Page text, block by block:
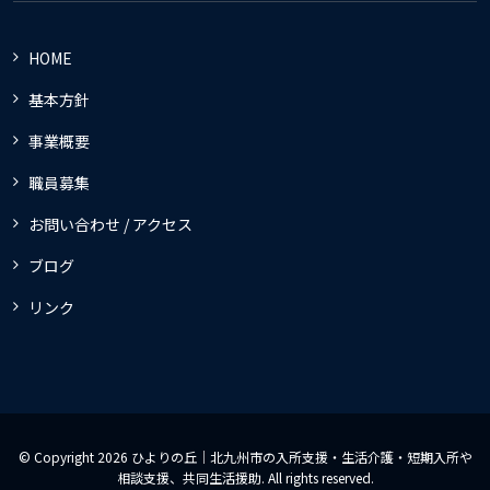
HOME
基本方針
事業概要
職員募集
お問い合わせ / アクセス
ブログ
リンク
© Copyright 2026 ひよりの丘｜北九州市の入所支援・生活介護・短期入所や
相談支援、共同生活援助. All rights reserved.